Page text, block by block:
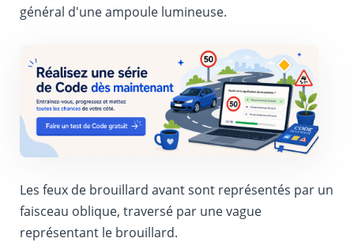
général d'une ampoule lumineuse.
Les feux de brouillard avant sont représentés par un
faisceau oblique, traversé par une vague
représentant le brouillard.